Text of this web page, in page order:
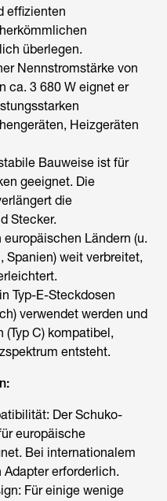
effizienten
überlegen.
Nennstromstärke von
ca. 3 680 W eignet er
Heizgeräten
Bauweise ist für
geeignet. Die
die
Stecker.
Ländern (u.
Spanien) weit verbreitet,
Typ-E-Steckdosen
verwendet werden und
C) kompatibel,
entsteht.
Der Schuko-
europäische
Bei internationalem
erforderlich.
Für einige wenige